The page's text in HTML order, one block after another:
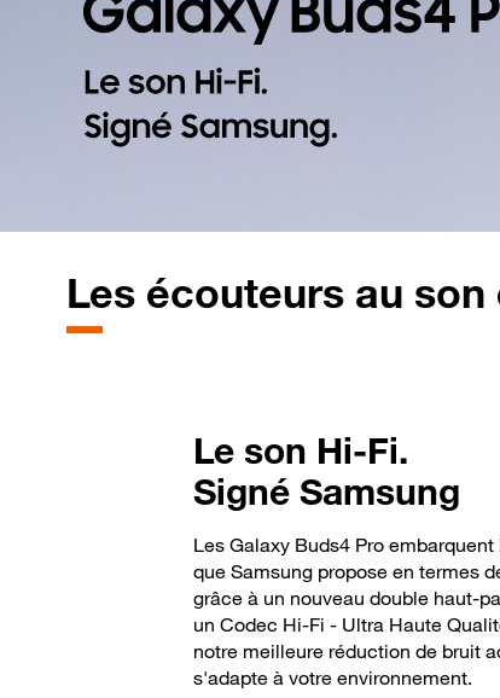
Les écouteurs au
Le son Hi-Fi.
Signé Samsung
Les Galaxy Buds4 Pro
que Samsung propose en termes
grâce à un nouveau double haut-
un Codec Hi-Fi - Ultra Haute
notre meilleure réduction de bruit
s'adapte à votre environnement.